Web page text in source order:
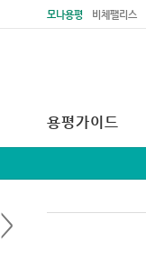
모나용평 비체팰리스
용평가이드
>